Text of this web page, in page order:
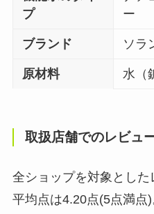
プ
ー
ブランド ソラ
原材料 水（
取扱店舗でのレビュ
全ショップを対象とし
平均点は4.20点(5点満点)